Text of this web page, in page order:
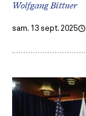
Wolfgang Bittner
sam. 13 sept. 2025